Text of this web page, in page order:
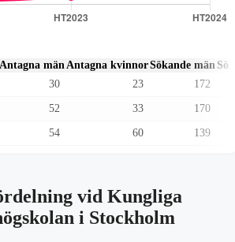
Antagna män Antagna kvinnorSökande män
30 23 172
52 33 170
54 60 139
vid Kungliga
i Stockholm